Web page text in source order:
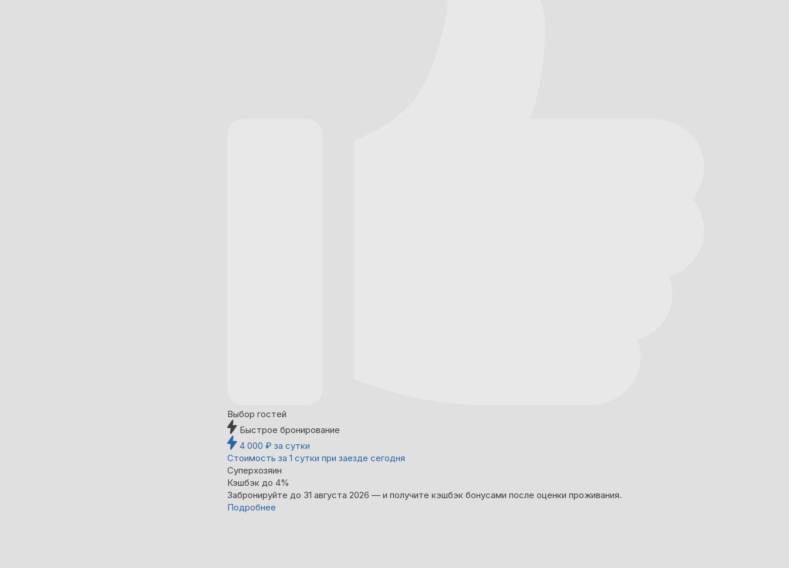
Выбор гостей
Быстрое бронирование
4 000 ₽ за сутки
Стоимость за 1 сутки при заезде сегодня
Суперхозяин
Кэшбэк до 4%
Забронируйте до 31 августа 2026 — и получите кэшбэк бонусами после оценки проживания.
Подробнее